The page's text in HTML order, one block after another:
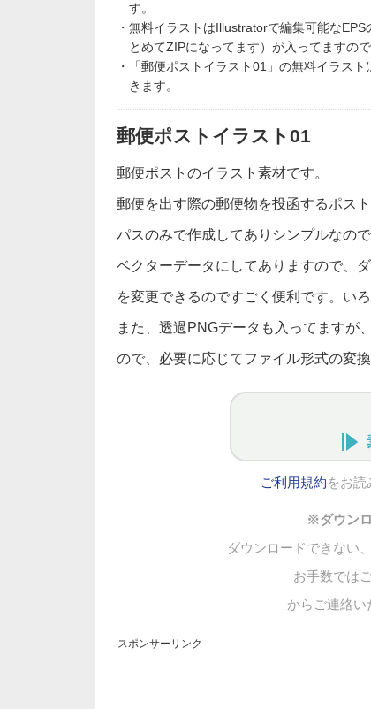
す。
・無料イラストはIllustratorで編集可能な
とめてZIPになってます）が入ってますの
・「郵便ポストイラスト01」の無料イラス
きます。
郵便ポストイラスト01
郵便ポストのイラスト素材です。
郵便を出す際の郵便物を投函するポスト
パスのみで作成してありシンプルなの
ベクターデータにしてありますので、
を変更できるのですごく便利です。い
また、透過PNGデータも入ってますが
ので、必要に応じてファイル形式の変
ご利用規約をお読
※ダウン
ダウンロードできない
お手数では
からご連絡い
スポンサーリンク